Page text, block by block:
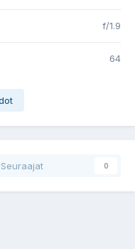
f/1.9
64
Seuraajat 0